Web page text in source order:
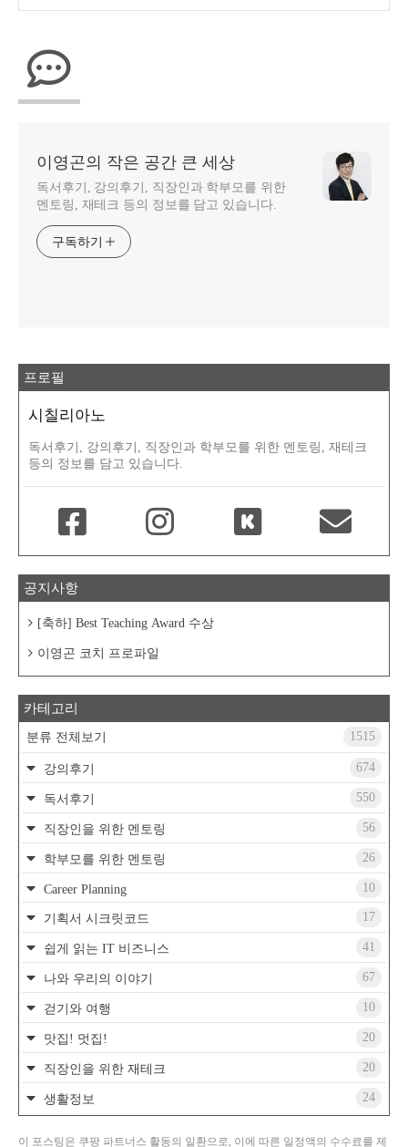
이영곤의 작은 공간 큰 세상
독서후기, 강의후기, 직장인과 학부모를 위한
멘토링, 재테크 등의 정보를 담고 있습니다.
구독하기
프로필
시칠리아노
독서후기, 강의후기, 직장인과 학부모를 위한 멘토링, 재테크
등의 정보를 담고 있습니다.
공지사항
[축하] Best Teaching Award 수상
이영곤 코치 프로파일
카테고리
분류 전체보기 1515
강의후기 674
독서후기 550
직장인을 위한 멘토링 56
학부모를 위한 멘토링 26
Career Planning 10
기획서 시크릿코드 17
쉽게 읽는 IT 비즈니스 41
나와 우리의 이야기 67
걷기와 여행 10
맛집! 멋집! 20
직장인을 위한 재테크 20
생활정보 24
이 포스팅은 쿠팡 파트너스 활동의 일환으로, 이에 따른 일정액의 수수료를 제